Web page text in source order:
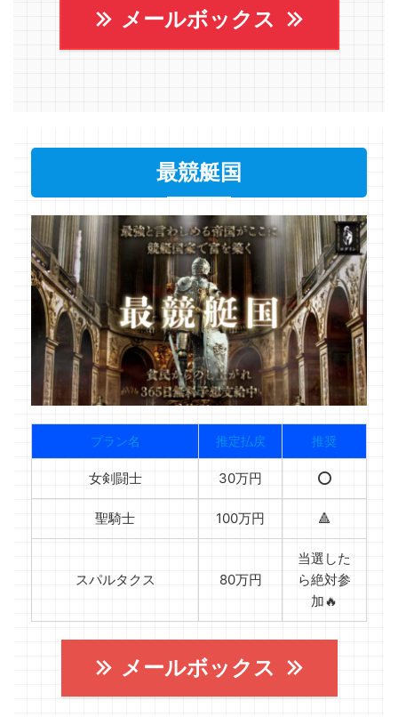
メールボックス
最競艇国
プラン名 推定払戻 推奨
女剣闘士 30万円 ⭕️
聖騎士 100万円 🔺
スパルタクス 80万円
当選した
ら絶対参
加🔥
メールボックス